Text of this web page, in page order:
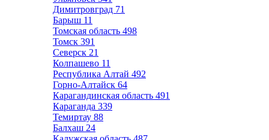
Димитровград 71
Барыш 11
Томская область 498
Томск 391
Северск 21
Колпашево 11
Республика Алтай 492
Горно-Алтайск 64
Карагандинская область 491
Караганда 339
Темиртау 88
Балхаш 24